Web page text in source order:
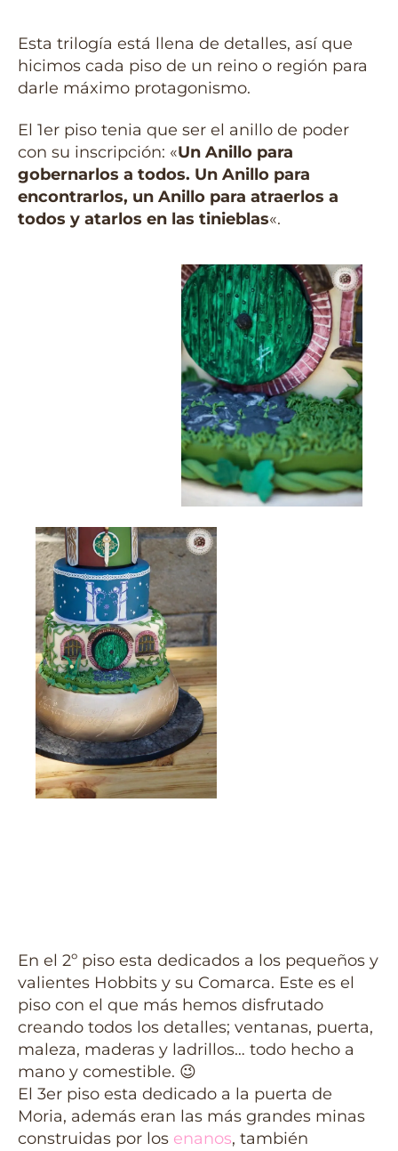
Esta trilogía está llena de detalles, así que
hicimos cada piso de un reino o región para
darle máximo protagonismo.
El 1er piso tenia que ser el anillo de poder
con su inscripción: «Un Anillo para
gobernarlos a todos. Un Anillo para
encontrarlos, un Anillo para atraerlos a
todos y atarlos en las tinieblas«.
En el 2º piso esta dedicados a los pequeños y
valientes Hobbits y su Comarca. Este es el
piso con el que más hemos disfrutado
creando todos los detalles; ventanas, puerta,
maleza, maderas y ladrillos… todo hecho a
mano y comestible. 😉
El 3er piso esta dedicado a la puerta de
Moria, además eran las más grandes minas
construidas por los enanos, también